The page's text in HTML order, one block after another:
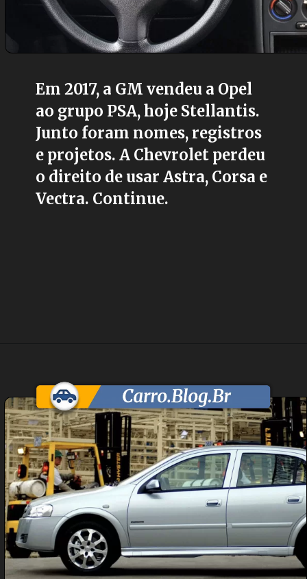
Em 2017, a GM vendeu a Opel
ao grupo PSA, hoje Stellantis.
Junto foram nomes, registros
e projetos. A Chevrolet perdeu
o direito de usar Astra, Corsa e
Vectra. Continue.